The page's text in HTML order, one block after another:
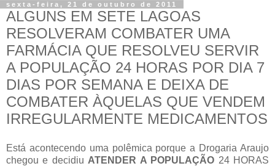
sexta-feira, 21 de outubro de 2011
ALGUNS EM SETE LAGOAS
RESOLVERAM COMBATER UMA
FARMÁCIA QUE RESOLVEU SERVIR
A POPULAÇÃO 24 HORAS POR DIA 7
DIAS POR SEMANA E DEIXA DE
COMBATER ÀQUELAS QUE VENDEM
IRREGULARMENTE MEDICAMENTOS
Está acontecendo uma polêmica porque a Drogaria Araujo
chegou e decidiu ATENDER A POPULAÇÃO 24 HORAS